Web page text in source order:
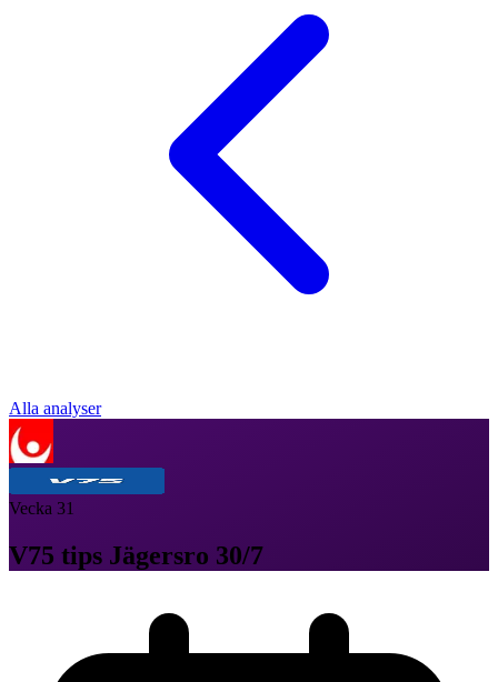
Alla analyser
Vecka 31
V75 tips Jägersro 30/7